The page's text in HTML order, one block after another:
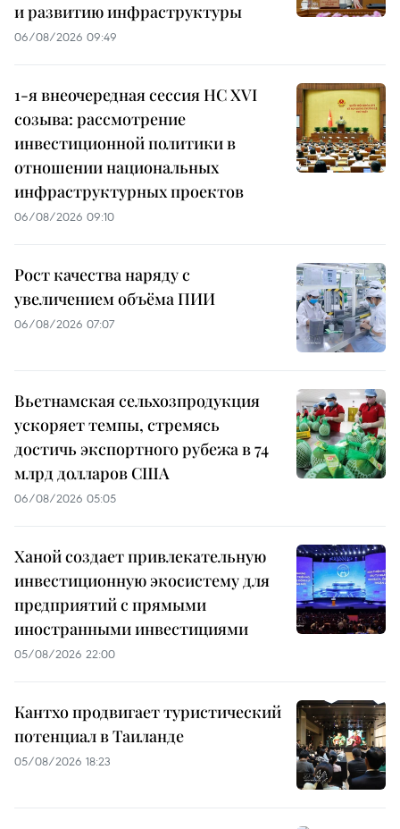
и развитию инфраструктуры
06/08/2026 09:49
1-я внеочередная сессия НС XVI
созыва: рассмотрение
инвестиционной политики в
отношении национальных
инфраструктурных проектов
06/08/2026 09:10
Рост качества наряду с
увеличением объёма ПИИ
06/08/2026 07:07
Вьетнамская сельхозпродукция
ускоряет темпы, стремясь
достичь экспортного рубежа в 74
млрд долларов США
06/08/2026 05:05
Ханой создает привлекательную
инвестиционную экосистему для
предприятий с прямыми
иностранными инвестициями
05/08/2026 22:00
Кантхо продвигает туристический
потенциал в Таиланде
05/08/2026 18:23